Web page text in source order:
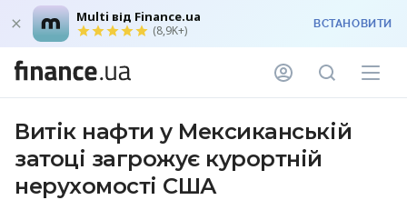
Multi від Finance.ua
(8,9K+) ВСТАНОВИТИ
Витік нафти у Мексиканській
затоці загрожує курортній
нерухомості США